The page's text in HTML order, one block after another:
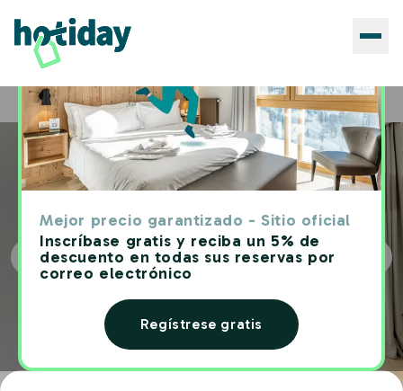
Mejor precio garantizado - Sitio oficial
Inscríbase gratis y reciba un 5% de
descuento en todas sus reservas por
correo electrónico
Regístrese gratis
Home Hoteles Hotiday Otranto Centro Storico